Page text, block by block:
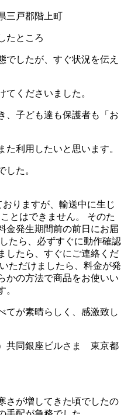
三戸郡階上町
たところ
でしたが、すぐ状況を伝え
てくださいました。
、子ども達も保護者も「お
利用したいと思います。
した。
りますが、輸送中に生じ
とはできません。 そのた
金発生期間前の前日にお届
たら、必ずすぐに動作確認
したら、すぐにご連絡くだ
ただけましたら、料金が発
かの方法で商品をお使いい
。
てが素晴らしく、感激致し
共同銀座ビルさま 東京都
さが増してきた頃でしたの